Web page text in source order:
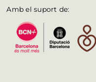
Amb el suport de: